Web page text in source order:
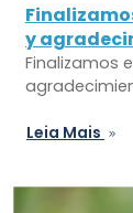
y
Finalizamos
Leia Mais